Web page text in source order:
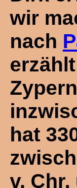
wir
nach
hat
v.